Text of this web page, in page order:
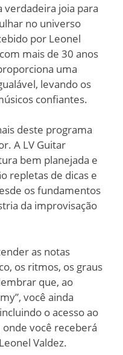
verdadeira joia para
no universo
por Leonel
mais de 30 anos
uma
levando os
confiantes.
deste programa
A LV Guitar
bem planejada e
repletas de dicas e
os fundamentos
da improvisação
as notas
os ritmos, os graus
que, ao
você ainda
o acesso ao
você receberá
Valdez.